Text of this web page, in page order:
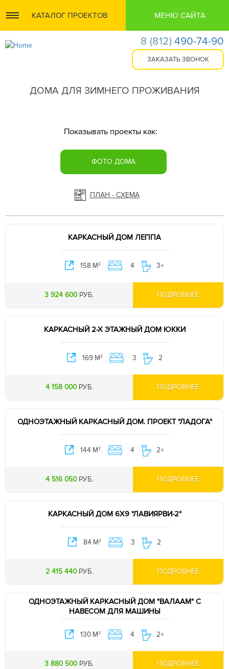
КАТАЛОГ ПРОЕКТОВ МЕНЮ САЙТА
8 (812) 490-74-90
ДОМА ДЛЯ ЗИМНЕГО ПРОЖИВАНИЯ
Показывать проекты как:
ФОТО ДОМА
ПЛАН - СХЕМА
КАРКАСНЫЙ ДОМ ЛЕППА
158 М2 4 3+
3 924 600 РУБ. ПОДРОБНЕЕ
КАРКАСНЫЙ 2-Х ЭТАЖНЫЙ ДОМ ЮККИ
169 М2 3 2
4 158 000 РУБ. ПОДРОБНЕЕ
ОДНОЭТАЖНЫЙ КАРКАСНЫЙ ДОМ. ПРОЕКТ "ЛАДОГА"
144 М2 4 2+
4 516 050 РУБ. ПОДРОБНЕЕ
КАРКАСНЫЙ ДОМ 6Х9 "ЛАВИЯРВИ-2"
84 М2 3 2
2 415 440 РУБ. ПОДРОБНЕЕ
ОДНОЭТАЖНЫЙ КАРКАСНЫЙ ДОМ "ВАЛААМ" С
НАВЕСОМ ДЛЯ МАШИНЫ
130 М2 4 2+
3 880 500 РУБ. ПОДРОБНЕЕ